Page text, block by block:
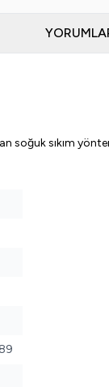
n soğuk sıkım